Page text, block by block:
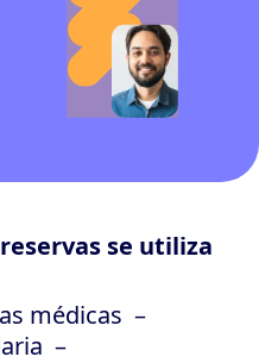
se utiliza
médicas